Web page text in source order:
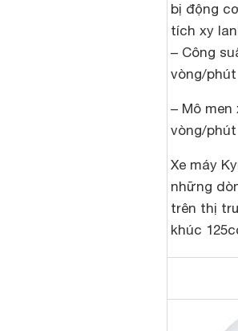
bị động
tích xy
– Công
vòng/phút
– Mô
vòng/phút
Xe máy
những
trên thị
khúc